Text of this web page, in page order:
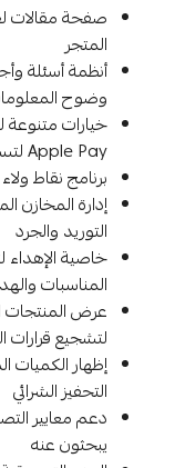
صفحة مقالات
المتجر
أنظمة أسئلة
وضوح
خيارات
Apple Pay لتسهيل المعاملات
برنامج نقاط
إدارة المخازن
التوريد والجرد
خاصية
المناسبات
عرض المنتجات
لتشجيع قرارات
إظهار الكميات
التحفيز الشرائي
دعم معايير
يبحثون عنه